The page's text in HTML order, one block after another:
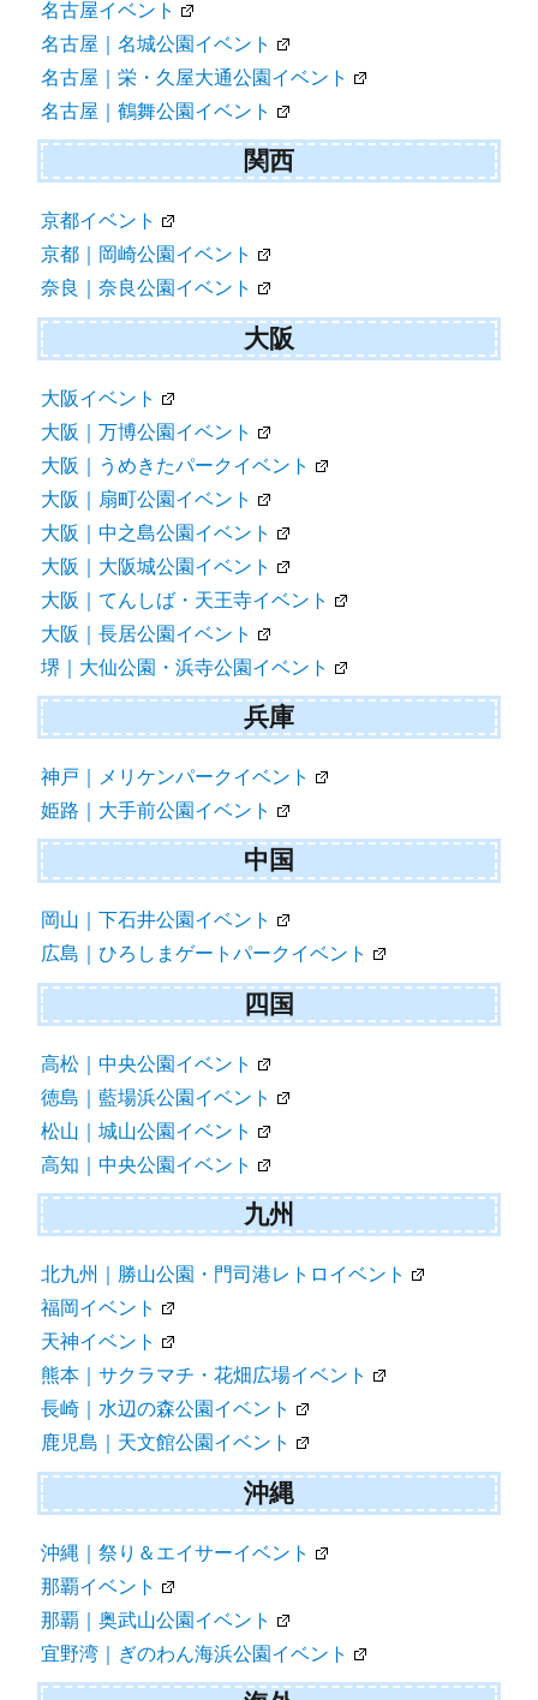
名古屋イベント
名古屋｜名城公園イベント
名古屋｜栄・久屋大通公園イベント
名古屋｜鶴舞公園イベント
関西
京都イベント
京都｜岡崎公園イベント
奈良｜奈良公園イベント
大阪
大阪イベント
大阪｜万博公園イベント
大阪｜うめきたパークイベント
大阪｜扇町公園イベント
大阪｜中之島公園イベント
大阪｜大阪城公園イベント
大阪｜てんしば・天王寺イベント
大阪｜長居公園イベント
堺｜大仙公園・浜寺公園イベント
兵庫
神戸｜メリケンパークイベント
姫路｜大手前公園イベント
中国
岡山｜下石井公園イベント
広島｜ひろしまゲートパークイベント
四国
高松｜中央公園イベント
徳島｜藍場浜公園イベント
松山｜城山公園イベント
高知｜中央公園イベント
九州
北九州｜勝山公園・門司港レトロイベント
福岡イベント
天神イベント
熊本｜サクラマチ・花畑広場イベント
長崎｜水辺の森公園イベント
鹿児島｜天文館公園イベント
沖縄
沖縄｜祭り＆エイサーイベント
那覇イベント
那覇｜奥武山公園イベント
宜野湾｜ぎのわん海浜公園イベント